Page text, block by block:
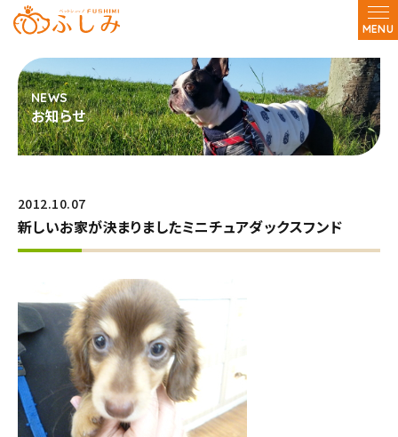
MENU
お知らせ
2012.10.07
新しいお家が決まりましたミニチュアダックスフンド